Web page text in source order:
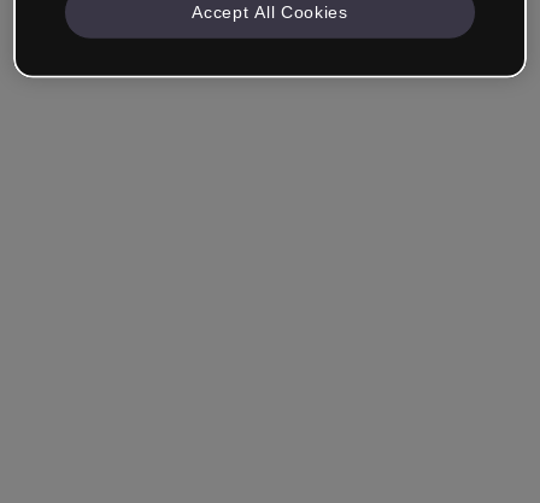
Empresa & Profissionais
outra área.
Accept All Cookies